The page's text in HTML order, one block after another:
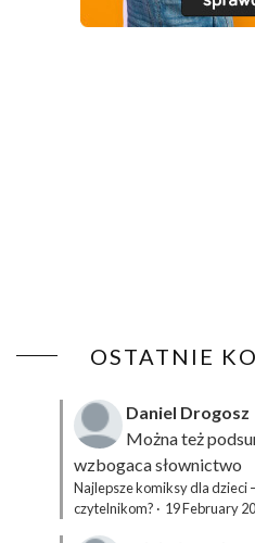
OSTATNIE
Daniel Drogosz
Można też
wzbogaca słownictwo
Najlepsze komiksy dla dzieci
czytelnikom? · 19 February